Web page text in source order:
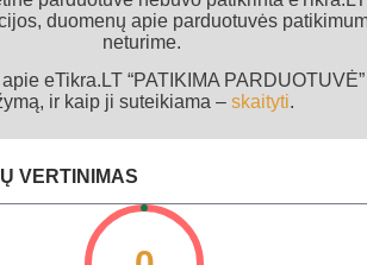
duomenų apie parduotuvės
neturime.
eTikra.LT “PATIKIMA PARDUOTUVĖ”
ir kaip ji suteikiama – skaityti.
VERTINIMAS